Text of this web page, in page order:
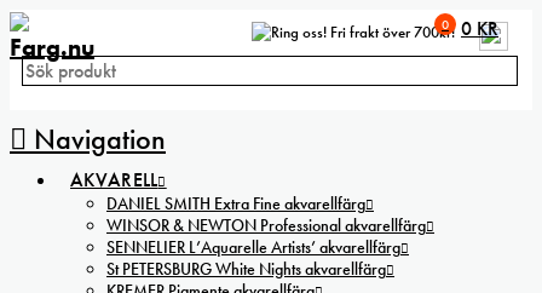
Fri frakt över 700kr!
Navigation
0 0 KR
AKVARELL
DANIEL SMITH Extra Fine akvarellfärg
WINSOR & NEWTON Professional akvarellfärg
SENNELIER L’Aquarelle Artists’ akvarellfärg
St PETERSBURG White Nights akvarellfärg